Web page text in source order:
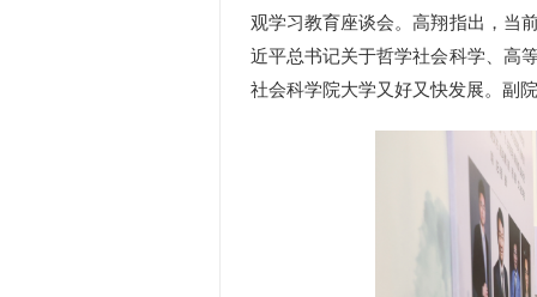
观学习教育座谈会。高翔指出，当
近平总书记关于哲学社会科学、高
社会科学院大学又好又快发展。副